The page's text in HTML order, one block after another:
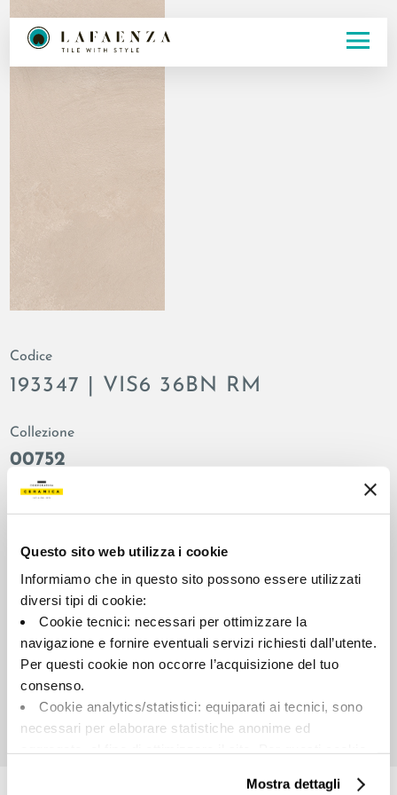
Questo sito web utilizza i cookie
Informiamo che in questo sito possono essere utilizzati
diversi tipi di cookie:
Cookie tecnici: necessari per ottimizzare la
navigazione e fornire eventuali servizi richiesti dall’utente.
Per questi cookie non occorre l’acquisizione del tuo
consenso.
Cookie analytics/statistici: equiparati ai tecnici, sono
necessari per elaborare statistiche anonime ed
Cookie di profilazione/marketing: sono utilizzati, solo
Mostra dettagli
Codice
193347 | VIS6 36BN RM
Collezione
00752
Colore:
Bone
Fondo
Formato:
30.0x60.0
naturale
opaco
Stonalizzazione:
Unità di misura:
MQ